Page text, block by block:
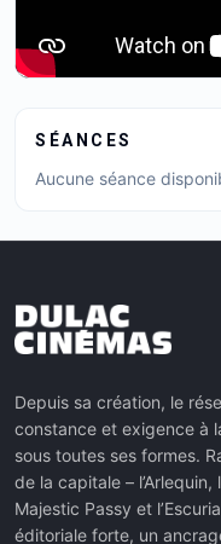
SÉANCES
Aucune séance
Depuis sa création, le
constance et exigence à
sous toutes ses formes.
de la capitale –
Majestic Passy et
éditoriale forte, un